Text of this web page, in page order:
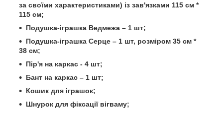
за своїми характеристиками) із зав'язками 115 см *
115 см;
Подушка-іграшка Ведмежа – 1 шт;
Подушка-іграшка Серце – 1 шт, розміром 35 см *
38 см;
Пір'я на каркас - 4 шт;
Бант на каркас – 1 шт;
Кошик для іграшок;
Шнурок для фіксації вігваму;